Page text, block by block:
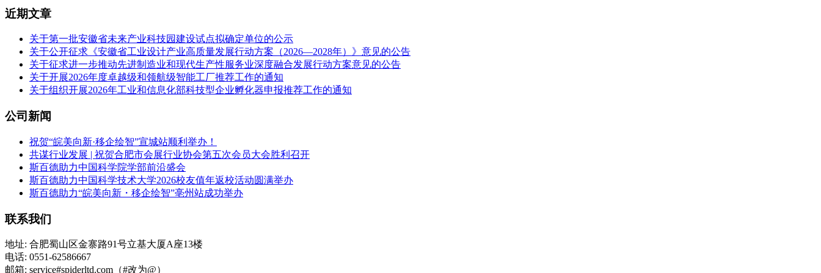
近期文章
关于第一批安徽省未来产业科技园建设试点拟确定单位的公示
关于公开征求《安徽省工业设计产业高质量发展行动方案（2026—2028年）》意见的公告
关于征求进一步推动先进制造业和现代生产性服务业深度融合发展行动方案意见的公告
关于开展2026年度卓越级和领航级智能工厂推荐工作的通知
关于组织开展2026年工业和信息化部科技型企业孵化器申报推荐工作的通知
公司新闻
祝贺“皖美向新·移企绘智”宣城站顺利举办！
共谋行业发展 | 祝贺合肥市会展行业协会第五次会员大会胜利召开
斯百德助力中国科学院学部前沿盛会
斯百德助力中国科学技术大学2026校友值年返校活动圆满举办
斯百德助力“皖美向新・移企绘智”亳州站成功举办
联系我们
地址: 合肥蜀山区金寨路91号立基大厦A座13楼
电话: 0551-62586667
邮箱: service#spiderltd.com（#改为@）